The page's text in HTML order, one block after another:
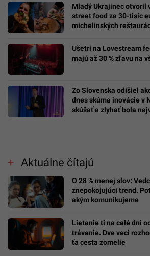
Mladý Ukrajinec otvoril
street food za 30-tisíc
michelinských
Ušetri na Lovestream
majú až 30 % zľavu na
Zo Slovenska odišiel
dnes skúma inovácie v
skúšať a zlyhať bola
Aktuálne čítajú
O 28 % menej slov:
znepokojujúci trend.
akým komunikujeme
Lietanie ti na celé dni
trávenie. Dve veci
ťa cesta zomelie